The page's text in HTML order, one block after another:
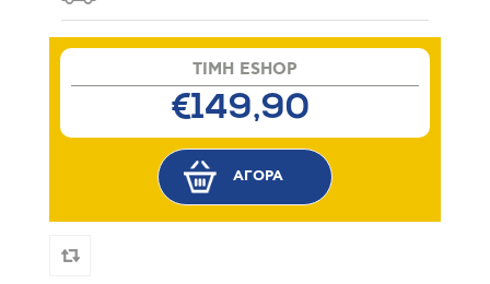
TIMH ESHOP
€149,90